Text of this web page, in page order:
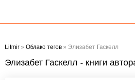
Litmir » Облако тегов » Элизабет Гаскелл
Элизабет Гаскелл - книги